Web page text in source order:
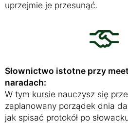
uprzejmie je przesunąć.
Słownictwo istotne przy
naradach:
W tym kursie nauczysz się
zaplanowany porządek dnia
jak spisać protokół po